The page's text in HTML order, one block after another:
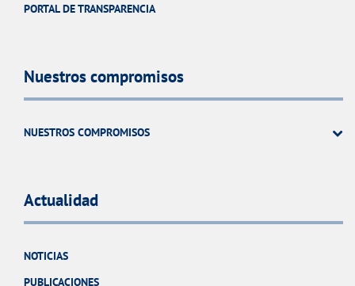
PORTAL DE TRANSPARENCIA
Nuestros compromisos
NUESTROS COMPROMISOS
Actualidad
NOTICIAS
PUBLICACIONES